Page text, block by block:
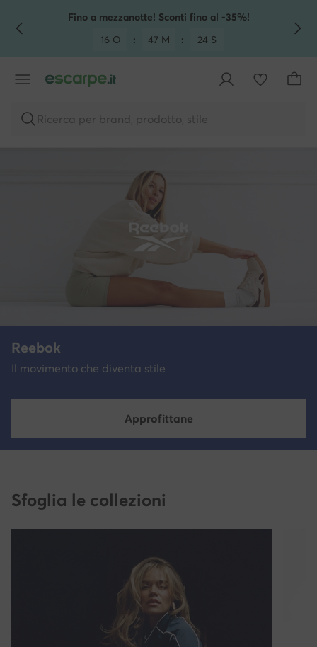
VAI AL CONTENUTO PRINCIPALE
VAI ALLA RICERCAFino a mezzanotte! Sconti fino al -35%!
16 O
: 47 M : 23 S
Ricerca per brand, prodotto, stile
Reebok
Il movimento che diventa stile
Approfittane
Sfoglia le collezioni